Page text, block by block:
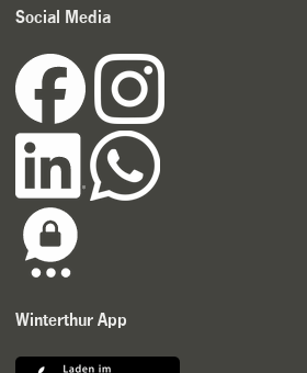
Social Media
Winterthur App